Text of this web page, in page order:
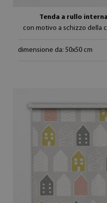
Tenda a rullo
con motivo a schizzo della
dimensione da: 50x50 cm